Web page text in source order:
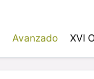
Avanzado XVI